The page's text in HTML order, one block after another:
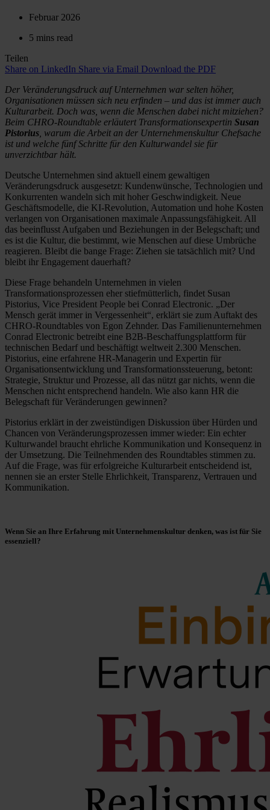
Februar 2026
5 mins read
Teilen
Share on LinkedIn Share via Email Download the PDF
Der Veränderungsdruck auf Unternehmen war selten höher,
Organisationen müssen sich neu erfinden – und das ist immer auch
Kulturarbeit. Doch was, wenn die Menschen dabei nicht mitziehen?
Beim CHRO-Roundtable erläutert Transformationsexpertin Susan
Pistorius , warum die Arbeit an der Unternehmenskultur Chefsache
ist und welche fünf Schritte für den Kulturwandel sie für
unverzichtbar hält.
Deutsche Unternehmen sind aktuell einem gewaltigen
Veränderungsdruck ausgesetzt: Kundenwünsche, Technologien und
Konkurrenten wandeln sich mit hoher Geschwindigkeit. Neue
Geschäftsmodelle, die KI-Revolution, Automation und hohe Kosten
verlangen von Organisationen maximale Anpassungsfähigkeit. All
das beeinflusst Aufgaben und Beziehungen in der Belegschaft; und
es ist die Kultur, die bestimmt, wie Menschen auf diese Umbrüche
reagieren. Bleibt die bange Frage: Ziehen sie tatsächlich mit? Und
bleibt ihr Engagement dauerhaft?
Diese Frage behandeln Unternehmen in vielen
Transformationsprozessen eher stiefmütterlich, findet Susan
Pistorius, Vice President People bei Conrad Electronic. „Der
Mensch gerät immer in Vergessenheit“, erklärt sie zum Auftakt des
CHRO-Roundtables von Egon Zehnder. Das Familienunternehmen
Conrad Electronic betreibt eine B2B-Beschaffungsplattform für
technischen Bedarf und beschäftigt weltweit 2.300 Menschen.
Pistorius, eine erfahrene HR-Managerin und Expertin für
Organisationsentwicklung und Transformationssteuerung, betont:
Strategie, Struktur und Prozesse, all das nützt gar nichts, wenn die
Menschen nicht entsprechend handeln. Wie also kann HR die
Belegschaft für Veränderungen gewinnen?
Pistorius erklärt in der zweistündigen Diskussion über Hürden und
Chancen von Veränderungsprozessen immer wieder: Ein echter
Kulturwandel braucht ehrliche Kommunikation und Konsequenz in
der Umsetzung. Die Teilnehmenden des Roundtables stimmen zu.
Auf die Frage, was für erfolgreiche Kulturarbeit entscheidend ist,
nennen sie an erster Stelle Ehrlichkeit, Transparenz, Vertrauen und
Kommunikation.
Wenn Sie an Ihre Erfahrung mit Unternehmenskultur denken, was ist für Sie
essenziell?